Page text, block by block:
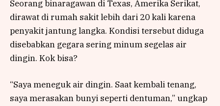
Seorang binaragawan di Texas, Amerika Serikat,
dirawat di rumah sakit lebih dari 20 kali karena
penyakit jantung langka. Kondisi tersebut diduga
disebabkan gegara sering minum segelas air
dingin. Kok bisa?
“Saya meneguk air dingin. Saat kembali tenang,
saya merasakan bunyi seperti dentuman,” ungkap